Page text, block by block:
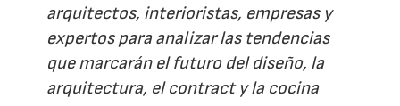
arquitectos, interioristas, empresas y
expertos para analizar las tendencias
que marcarán el futuro del diseño, la
arquitectura, el contract y la cocina